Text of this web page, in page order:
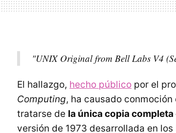
"UNIX Original from Bell Labs V4
El hallazgo, hecho público por el
Computing, ha causado
tratarse de la única copia
versión de 1973 desarrollada en